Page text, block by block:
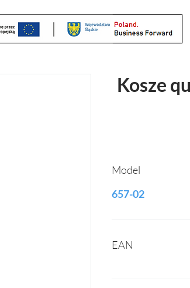
Kosze
Model
657-02
EAN